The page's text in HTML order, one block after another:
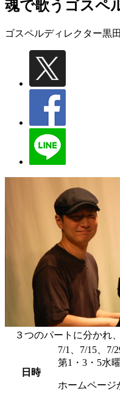
魂で歌うゴスペ
ゴスペルディレクター黒
３つのパートに分かれ
日時
7/1、7/15、7/
第1・3・5水
ホームページ